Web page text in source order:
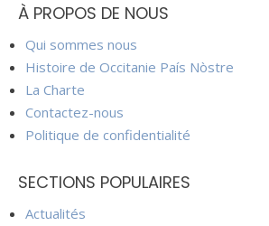
À PROPOS DE NOUS
Qui sommes nous
Histoire de Occitanie País Nòstre
La Charte
Contactez-nous
Politique de confidentialité
SECTIONS POPULAIRES
Actualités